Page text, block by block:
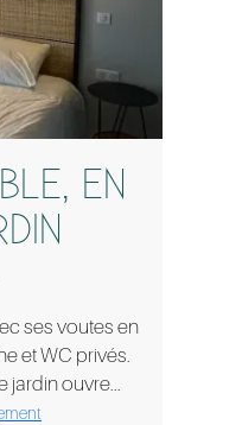
EN
ses voutes en
et WC privés.
jardin ouvre...